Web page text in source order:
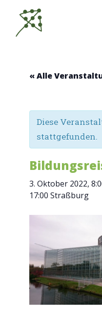
Inhalt
springen
« Alle
Diese
stattgefunden.
3. Oktober 2022,
17:00 Straßburg